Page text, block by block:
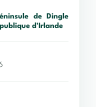
de Dingle
d'Irlande